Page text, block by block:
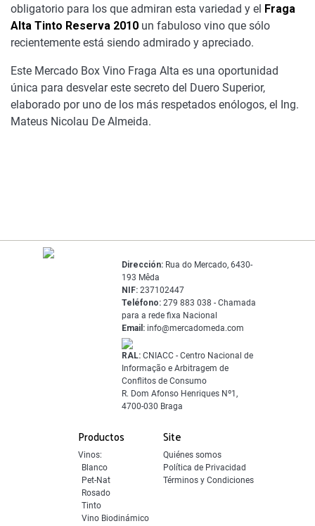
obligatorio para los que admiran esta variedad y el Fraga
Alta Tinto Reserva 2010 un fabuloso vino que sólo
recientemente está siendo admirado y apreciado.
Este Mercado Box Vino Fraga Alta es una oportunidad
única para desvelar este secreto del Duero Superior,
elaborado por uno de los más respetados enólogos, el Ing.
Mateus Nicolau De Almeida.
Productos
Vinos:
Blanco
Pet-Nat
Rosado
Tinto
Vino Biodinámico
Site
Quiénes somos
Política de Privacidad
Términos y Condiciones
Dirección: Rua do Mercado, 6430-
193 Mêda
NIF: 237102447
Teléfono: 279 883 038 - Chamada
para a rede fixa Nacional
Email: info@mercadomeda.com
RAL: CNIACC - Centro Nacional de
Informação e Arbitragem de
Conflitos de Consumo
R. Dom Afonso Henriques Nº1,
4700-030 Braga